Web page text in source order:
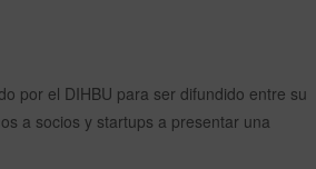
por el DIHBU para ser difundido entre su
a socios y startups a presentar una